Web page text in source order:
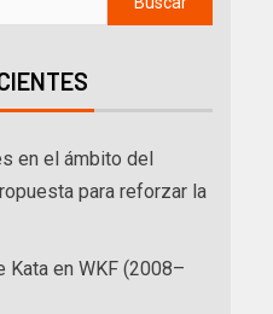
en el ámbito del
para reforzar la
Kata en WKF (2008–